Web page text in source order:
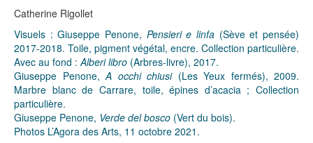
Catherine Rigollet
Visuels : Giuseppe Penone, Pensieri e linfa (Sève et pensée)
2017-2018. Toile, pigment végétal, encre. Collection particulière.
Avec au fond :Alberi libro (Arbres-livre), 2017.
Giuseppe Penone,A occhi chiusi(Les Yeux fermés), 2009.
Marbre blanc de Carrare, toile, épines d’acacia ; Collection
particulière.
Giuseppe Penone, Verde del bosco (Vert du bois).
Photos L’Agora des Arts, 11 octobre 2021.